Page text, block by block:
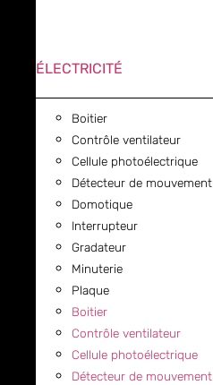
ÉLECTRICITÉ
Boitier
Contrôle ventilateur
Cellule photoélectrique
Détecteur de mouvement
Domotique
Interrupteur
Gradateur
Minuterie
Plaque
Boitier
Contrôle ventilateur
Cellule photoélectrique
Détecteur de mouvement